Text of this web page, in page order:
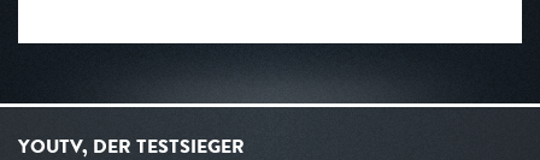
YOUTV, DER TESTSIEGER